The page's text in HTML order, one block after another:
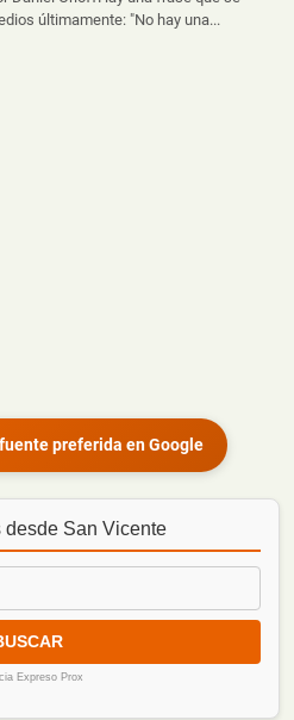
últimamente: "No hay una...
preferida en Google
desde San Vicente
Expreso Prox